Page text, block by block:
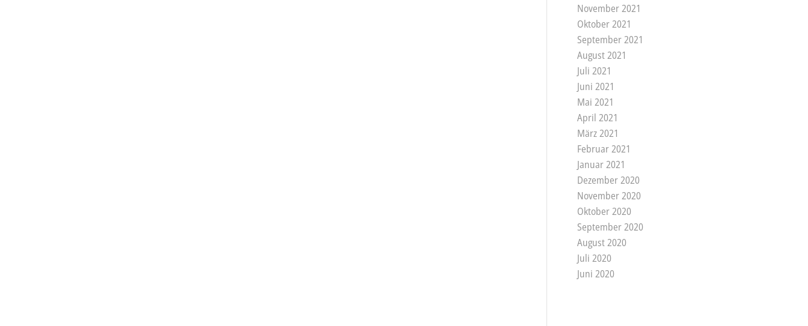
November 2021
Oktober 2021
September 2021
August 2021
Juli 2021
Juni 2021
Mai 2021
April 2021
März 2021
Februar 2021
Januar 2021
Dezember 2020
November 2020
Oktober 2020
September 2020
August 2020
Juli 2020
Juni 2020